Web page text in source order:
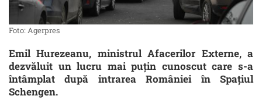
Foto: Agerpres
Emil Hurezeanu, ministrul Afacerilor Externe, a
dezvăluit un lucru mai puțin cunoscut care s-a
întâmplat după intrarea României în Spațiul
Schengen.